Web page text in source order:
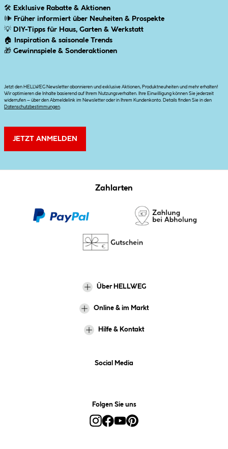
🛠 Exklusive Rabatte & Aktionen
🕪 Früher informiert über Neuheiten & Prospekte
💡 DIY-Tipps für Haus, Garten & Werkstatt
🏠
Inspiration & saisonale Trends
🎁 Gewinnspiele & Sonderaktionen
Jetzt den HELLWEG Newsletter abonnieren und exklusive Aktionen, Produktneuheiten und mehr erhalten!
Wir optimieren die Inhalte basierend auf Ihrem Nutzungsverhalten. Ihre Einwilligung können Sie jederzeit
widerrufen – über den Abmeldelink im Newsletter oder in Ihrem Kundenkonto. Details finden Sie in den
Datenschutzbestimmungen
JETZT ANMELDEN
Zahlarten
Über HELLWEG
Online & im Markt
Hilfe & Kontakt
Social Media
Folgen Sie uns